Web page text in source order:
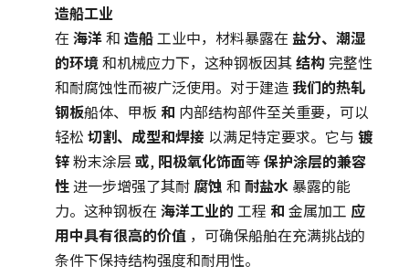
造船工业
在 海洋和 造船工业中，材料暴露在 盐分、潮湿
的环境和机械应力下，这种钢板因其结构 完整性
和耐腐蚀性而被广泛使用。对于建造我们的热轧
钢板船体、甲板 和 内部结构部件至关重要，可以
轻松 切割、成型和焊接 以满足特定要求。它与 镀
锌粉末涂层或, 阳极氧化饰面等保护涂层的兼容
性进一步增强了其耐 腐蚀 和 耐盐水 暴露的能
力。这种钢板在 海洋工业的 工程 和 金属加工 应
用中具有很高的价值 ，可确保船舶在充满挑战的
条件下保持结构强度和耐用性。